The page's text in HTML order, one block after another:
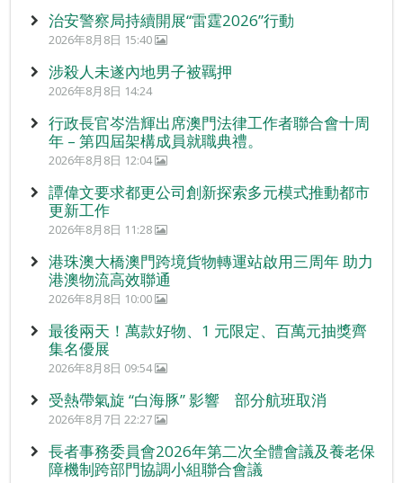
治安警察局持續開展“雷霆2026”行動
2026年8月8日 15:40
涉殺人未遂內地男子被羈押
2026年8月8日 14:24
行政長官岑浩輝出席澳門法律工作者聯合會十周
年 – 第四屆架構成員就職典禮。
2026年8月8日 12:04
譚偉文要求都更公司創新探索多元模式推動都市
更新工作
2026年8月8日 11:28
港珠澳大橋澳門跨境貨物轉運站啟用三周年 助力
港澳物流高效聯通
2026年8月8日 10:00
最後兩天！萬款好物、1 元限定、百萬元抽獎齊
集名優展
2026年8月8日 09:54
受熱帶氣旋 “白海豚” 影響 部分航班取消
2026年8月7日 22:27
長者事務委員會2026年第二次全體會議及養老保
障機制跨部門協調小組聯合會議